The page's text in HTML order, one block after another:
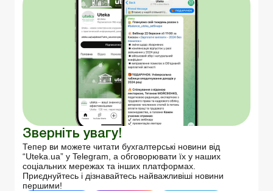
Зверніть увагу!
Тепер ви можете читати бухгалтерські новини від
“Uteka.ua” у Telegram, а обговорювати їх у наших
соціальних мережах та інших платформах.
Приєднуйтесь і дізнавайтесь найважливіші новини
першими!